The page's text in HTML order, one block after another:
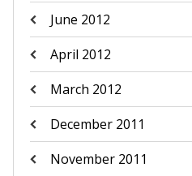
June 2012
April 2012
March 2012
December 2011
November 2011